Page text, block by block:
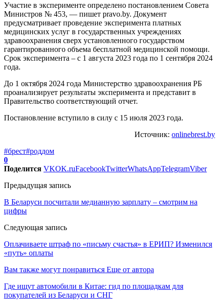
Участие в эксперименте определено постановлением Совета
Министров № 453, — пишет pravo.by. Документ
предусматривает проведение эксперимента платных
медицинских услуг в государственных учреждениях
здравоохранения сверх установленного государством
гарантированного объема бесплатной медицинской помощи.
Срок эксперимента – с 1 августа 2023 года по 1 сентября 2024
года.
До 1 октября 2024 года Министерство здравоохранения РБ
проанализирует результаты эксперимента и представит в
Правительство соответствующий отчет.
Постановление вступило в силу с 15 июля 2023 года.
Источник: onlinebrest.by
#брест#роддом
0
Поделится VKOK.ruFacebookTwitterWhatsAppTelegramViber
Предыдущая запись
В Беларуси посчитали медианную зарплату – смотрим на
цифры
Следующая запись
Оплачиваете штраф по «письму счастья» в ЕРИП? Изменился
«путь» оплаты
Вам также могут понравиться Еще от автора
Где ищут автомобили в Китае: гид по площадкам для
покупателей из Беларуси и СНГ